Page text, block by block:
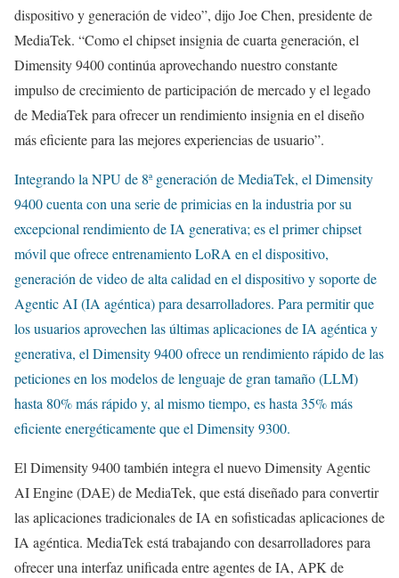
dispositivo y generación de video”, dijo Joe Chen, presidente de
MediaTek. “Como el chipset insignia de cuarta generación, el
Dimensity 9400 continúa aprovechando nuestro constante
impulso de crecimiento de participación de mercado y el legado
de MediaTek para ofrecer un rendimiento insignia en el diseño
más eficiente para las mejores experiencias de usuario”.
Integrando la NPU de 8ª generación de MediaTek, el Dimensity
9400 cuenta con una serie de primicias en la industria por su
excepcional rendimiento de IA generativa; es el primer chipset
móvil que ofrece entrenamiento LoRA en el dispositivo,
generación de video de alta calidad en el dispositivo y soporte de
Agentic AI (IA agéntica) para desarrolladores. Para permitir que
los usuarios aprovechen las últimas aplicaciones de IA agéntica y
generativa, el Dimensity 9400 ofrece un rendimiento rápido de las
peticiones en los modelos de lenguaje de gran tamaño (LLM)
hasta 80% más rápido y, al mismo tiempo, es hasta 35% más
eficiente energéticamente que el Dimensity 9300.
El Dimensity 9400 también integra el nuevo Dimensity Agentic
AI Engine (DAE) de MediaTek, que está diseñado para convertir
las aplicaciones tradicionales de IA en sofisticadas aplicaciones de
IA agéntica. MediaTek está trabajando con desarrolladores para
ofrecer una interfaz unificada entre agentes de IA, APK de